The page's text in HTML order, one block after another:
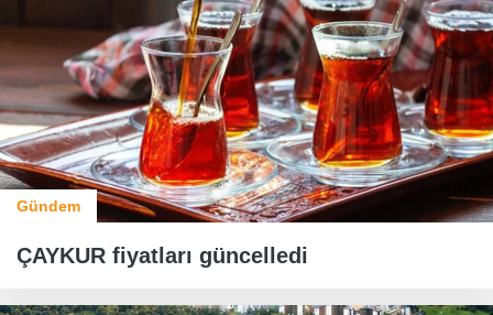
Gündem
ÇAYKUR fiyatları güncelledi